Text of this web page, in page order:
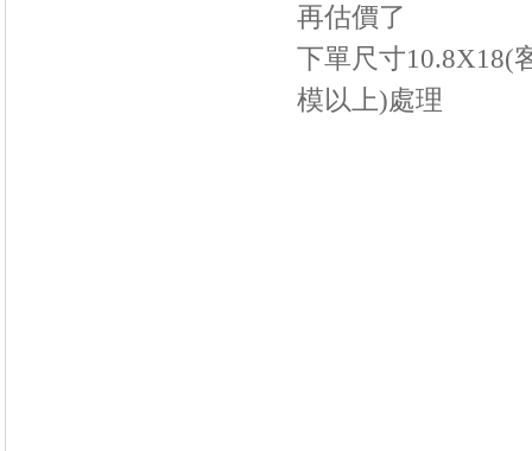
再估價了
下單尺寸10.8X18(
模以上)處理